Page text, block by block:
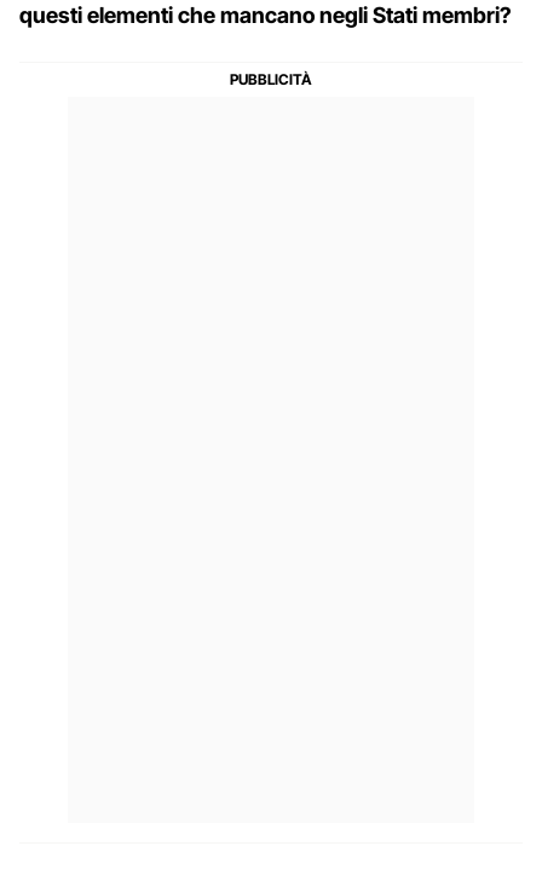
questi elementi che mancano negli Stati membri?